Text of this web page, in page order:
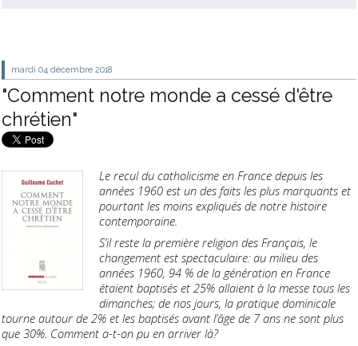
mardi 04 décembre 2018
"Comment notre monde a cessé d'être
chrétien"
Le recul du catholicisme en France depuis les
années 1960 est un des faits les plus marquants et
pourtant les moins expliqués de notre histoire
contemporaine.
S’il reste la première religion des Français, le
changement est spectaculaire: au milieu des
années 1960, 94 % de la génération en France
étaient baptisés et 25% allaient à la messe tous les
dimanches; de nos jours, la pratique dominicale
tourne autour de 2% et les baptisés avant l’âge de 7 ans ne sont plus
que 30%. Comment a-t-on pu en arriver là?